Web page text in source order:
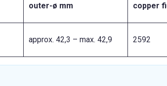
outer-ø mm copper
approx. 42,3 – max. 42,9 2592